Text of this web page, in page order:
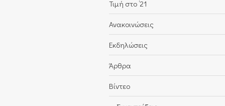
Τιμή στο ’21
Ανακοινώσεις
Εκδηλώσεις
Άρθρα
Βίντεο